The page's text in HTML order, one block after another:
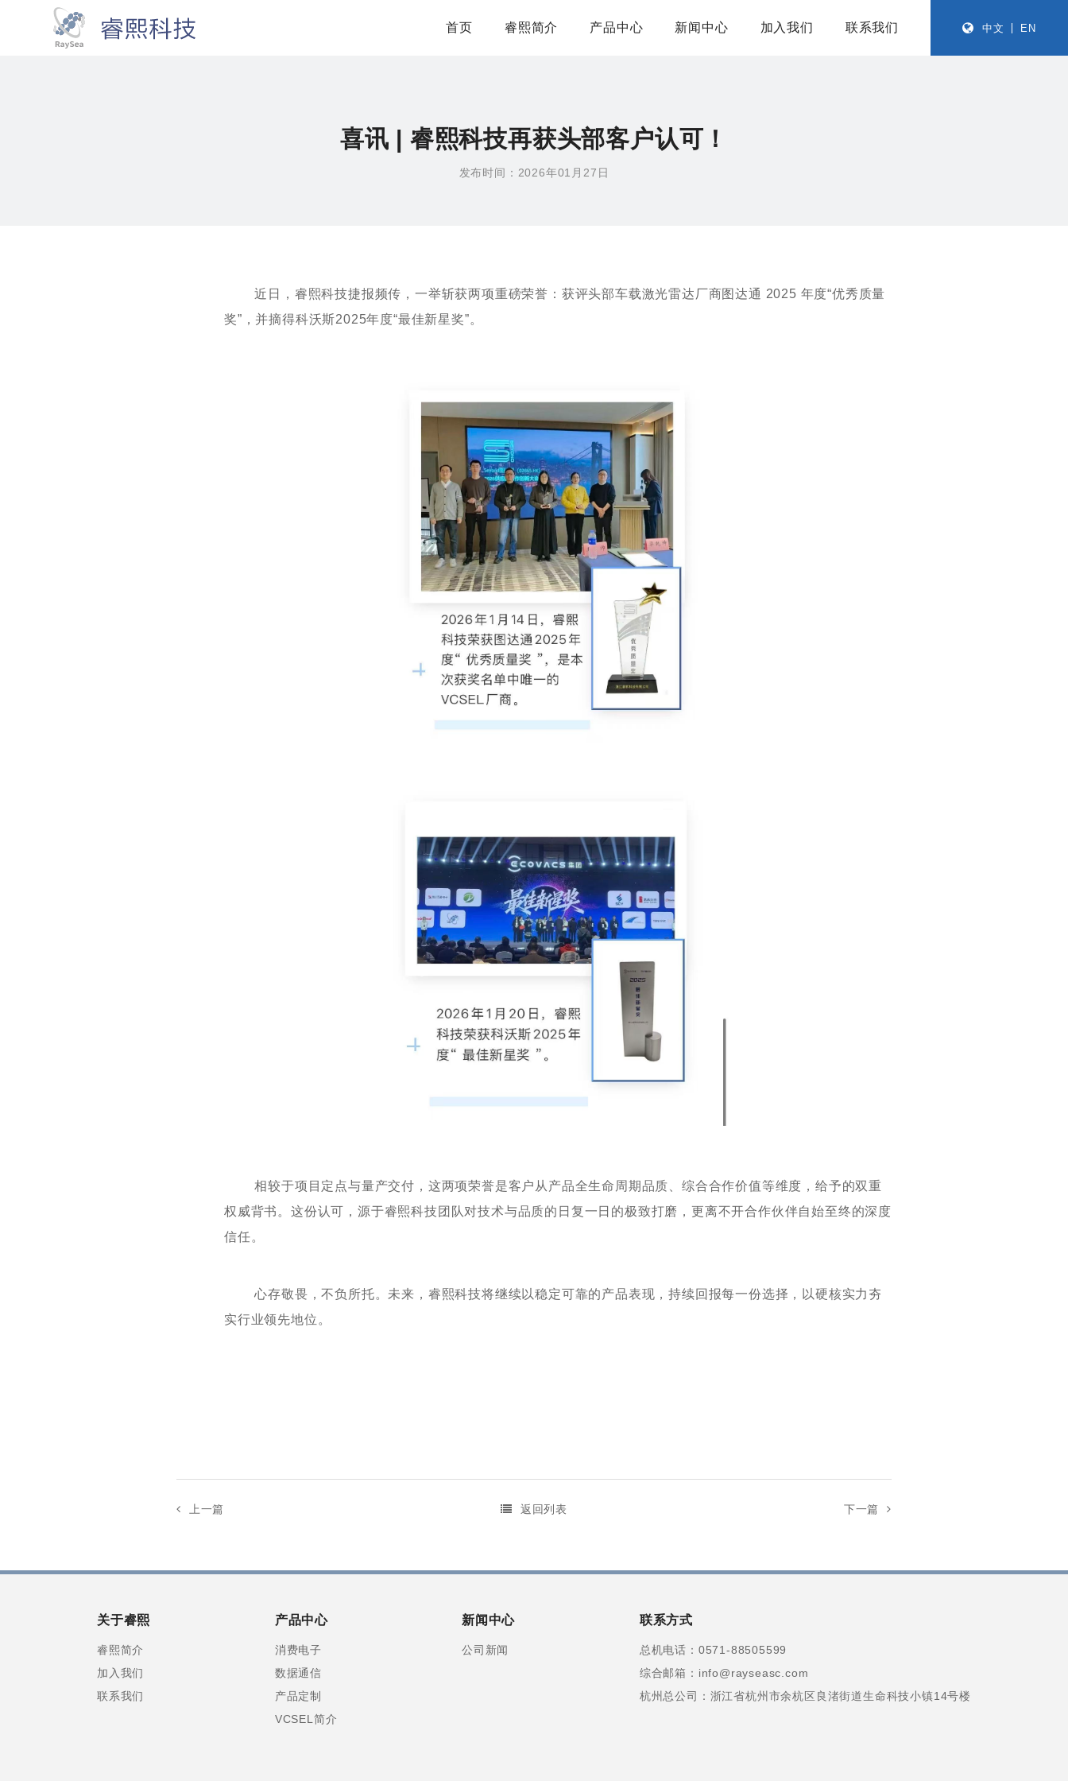
首页 睿熙简介 产品中心 新闻中心 加入我们 联系我们 中文 EN
喜讯 | 睿熙科技再获头部客户认可！
发布时间：2026年01月27日
近日，睿熙科技捷报频传，一举斩获两项重磅荣誉：获评头部车载激光雷达厂商图达通 2025 年度“优秀质量
奖”，并摘得科沃斯2025年度“最佳新星奖”。
相较于项目定点与量产交付，这两项荣誉是客户从产品全生命周期品质、综合合作价值等维度，给予的双重
权威背书。这份认可，源于睿熙科技团队对技术与品质的日复一日的极致打磨，更离不开合作伙伴自始至终的深度
信任。
心存敬畏，不负所托。未来，睿熙科技将继续以稳定可靠的产品表现，持续回报每一份选择，以硬核实力夯
实行业领先地位。
上一篇 返回列表 下一篇
关于睿熙
睿熙简介
加入我们
联系我们
产品中心
消费电子
数据通信
产品定制
VCSEL简介
新闻中心
公司新闻
联系方式
总机电话：0571-88505599
综合邮箱：info@rayseasc.com
杭州总公司：浙江省杭州市余杭区良渚街道生命科技小镇14号楼